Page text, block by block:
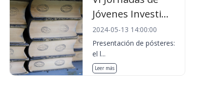
Jóvenes Investi...
2024-05-13 14:00:00
Presentación de pósteres:
el l...
Leer más